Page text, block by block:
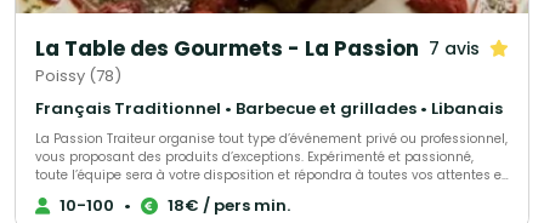
culinaire conviviale, locale et pleine de sens. 📩 Contactez-nous pour
savoureuse pour vous.
La Table des Gourmets - La Passion 7 avis
Poissy (78)
Français Traditionnel • Barbecue et grillades • Libanais
La Passion Traiteur organise tout type d’événement privé ou professionnel,
vous proposant des produits d’exceptions. Expérimenté et passionné,
toute l’équipe sera à votre disposition et répondra à toutes vos attentes et
envies, en s’adaptant à vos exigences. Tout est personnalisable. Nous
travaillons non-stop, tous les jours de la semaine et nous nous
10-100 • 18€ / pers min.